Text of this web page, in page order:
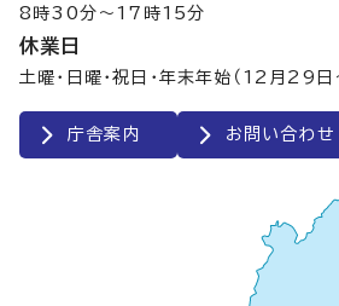
8時30分～17時15分
休業日
土曜・日曜・祝日・年末年始（12月29日
庁舎案内 お問い合わせ